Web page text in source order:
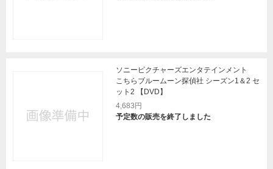
ソニーピクチャーズエンタテインメント
こちらブルームーン探偵社 シーズン1＆2 セ
ット2 【DVD】
4,683円
予定数の販売を終了しました